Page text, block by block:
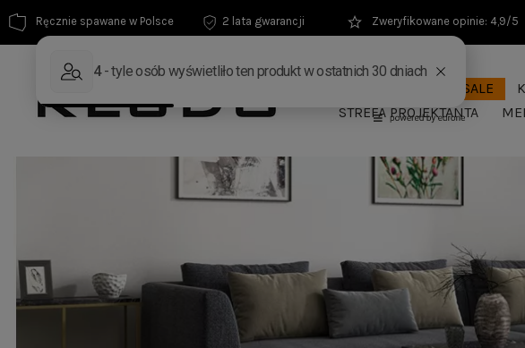
Ręcznie spawane w Polsce 2 lata gwarancji Zweryfikowane opinie: 4,9/5
SEASON SALE
STREFA PROJEKTANTA